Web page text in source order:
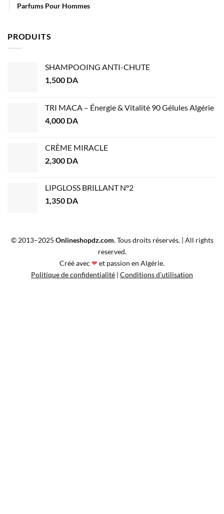
Parfums Pour Hommes
PRODUITS
SHAMPOOING ANTI-CHUTE
1,500 DA
TRI MACA – Énergie & Vitalité 90 Gélules Algérie
4,000 DA
CRÈME MIRACLE
2,300 DA
LIPGLOSS BRILLANT N°2
1,350 DA
© 2013–2025 Onlineshopdz.com. Tous droits réservés. | All rights
reserved.
Créé avec ❤ et passion en Algérie.
Politique de confidentialité Conditions d’utilisation